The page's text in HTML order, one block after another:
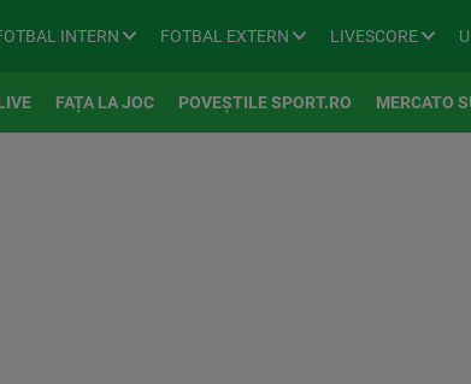
INTERN FOTBAL EXTERN LIVESCORE
FAȚA LA JOC POVEȘTILE SPORT.RO MERCATO